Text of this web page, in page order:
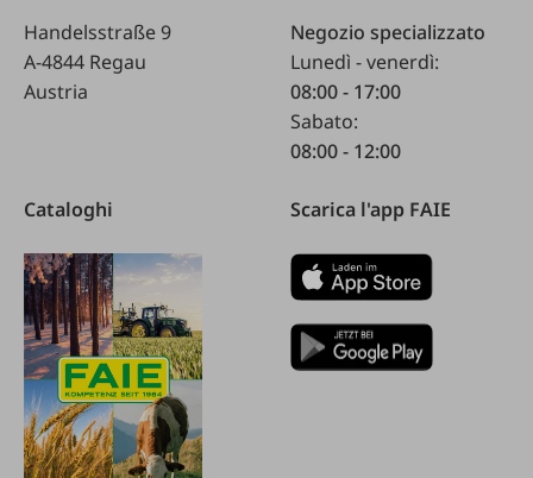
Handelsstraße 9
A-4844 Regau
Austria
Negozio specializzato
Lunedì - venerdì:
08:00 - 17:00
Sabato:
08:00 - 12:00
Cataloghi Scarica l'app FAIE